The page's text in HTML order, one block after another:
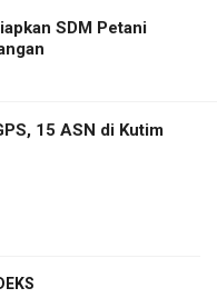
SDM Petani
15 ASN di Kutim